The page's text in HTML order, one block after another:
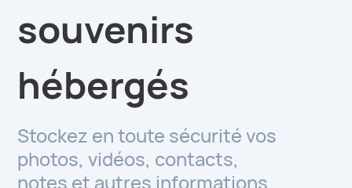
souvenirs
hébergés
Stockez en toute sécurité vos
photos, vidéos, contacts,
notes et autres informations